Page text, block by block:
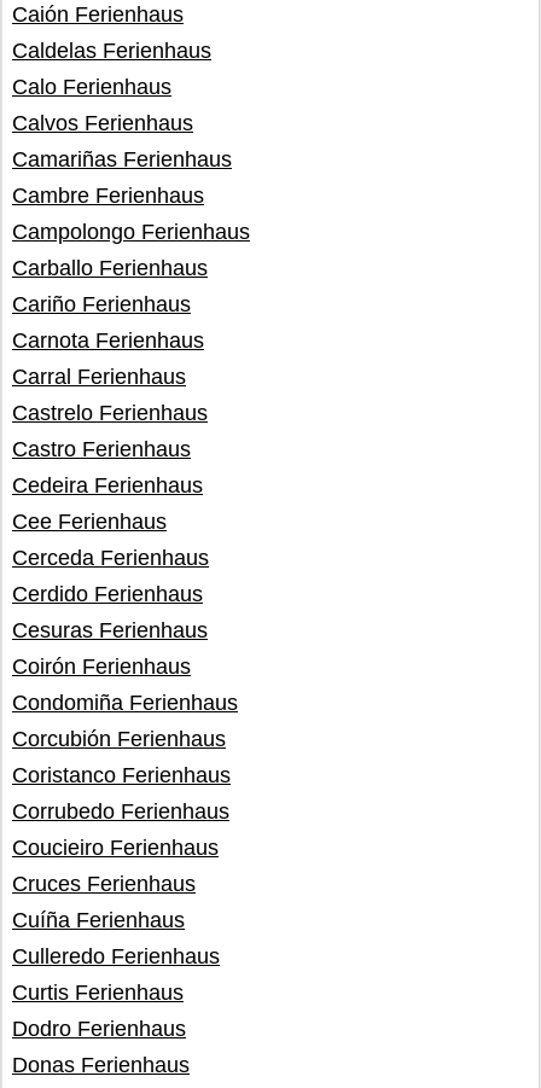
Caión Ferienhaus
Caldelas Ferienhaus
Calo Ferienhaus
Calvos Ferienhaus
Camariñas Ferienhaus
Cambre Ferienhaus
Campolongo Ferienhaus
Carballo Ferienhaus
Cariño Ferienhaus
Carnota Ferienhaus
Carral Ferienhaus
Castrelo Ferienhaus
Castro Ferienhaus
Cedeira Ferienhaus
Cee Ferienhaus
Cerceda Ferienhaus
Cerdido Ferienhaus
Cesuras Ferienhaus
Coirón Ferienhaus
Condomiña Ferienhaus
Corcubión Ferienhaus
Coristanco Ferienhaus
Corrubedo Ferienhaus
Coucieiro Ferienhaus
Cruces Ferienhaus
Cuíña Ferienhaus
Culleredo Ferienhaus
Curtis Ferienhaus
Dodro Ferienhaus
Donas Ferienhaus